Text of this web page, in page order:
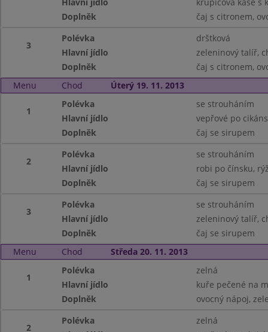
Doplněk
čaj s citronem,
3
Polévka
drštková
Hlavní jídlo
zeleninový talíř,
Doplněk
čaj s citronem,
Menu
Chod Úterý 19. 11. 2013
1
Polévka
se strouháním
Hlavní jídlo
vepřové po
Doplněk
čaj se sirupem
2
Polévka
se strouháním
Hlavní jídlo
robi po čínsku,
Doplněk
čaj se sirupem
3
Polévka
se strouháním
Hlavní jídlo
zeleninový talíř,
Doplněk
čaj se sirupem
Menu
Chod Středa 20. 11. 2013
1
Polévka
zelná
Hlavní jídlo
kuře pečené na
Doplněk
ovocný nápoj,
2
Polévka
zelná